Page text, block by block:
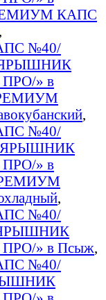
КАПС
,
№40/
» в
,
№40/
» в
,
№40/
» в Псыж,
№40/